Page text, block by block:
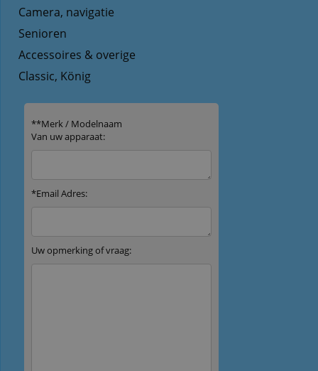
Camera, navigatie
Senioren
Accessoires & overige
Classic, König